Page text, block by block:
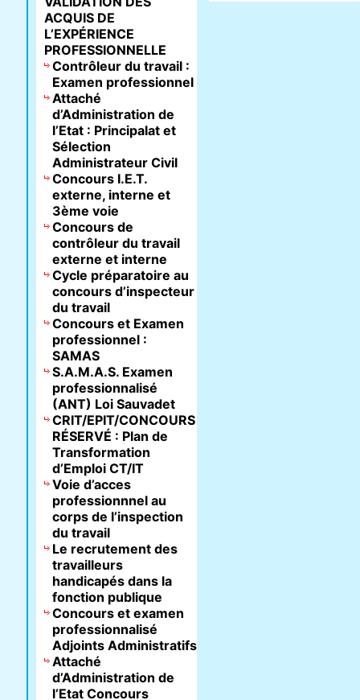
ACQUIS DE
L’EXPÉRIENCE
PROFESSIONNELLE
Contrôleur du travail :
Examen professionnel
Attaché
d’Administration de
l’Etat : Principalat et
Sélection
Administrateur Civil
Concours I.E.T.
externe, interne et
3ème voie
Concours de
contrôleur du travail
externe et interne
Cycle préparatoire au
concours d’inspecteur
du travail
Concours et Examen
professionnel :
SAMAS
S.A.M.A.S. Examen
professionnalisé
(ANT) Loi Sauvadet
CRIT/EPIT/CONCOURS
RÉSERVÉ : Plan de
Transformation
d’Emploi CT/IT
Voie d’acces
professionnnel au
corps de l’inspection
du travail
Le recrutement des
travailleurs
handicapés dans la
fonction publique
Concours et examen
professionnalisé
Adjoints Administratifs
Attaché
d’Administration de
l’Etat Concours